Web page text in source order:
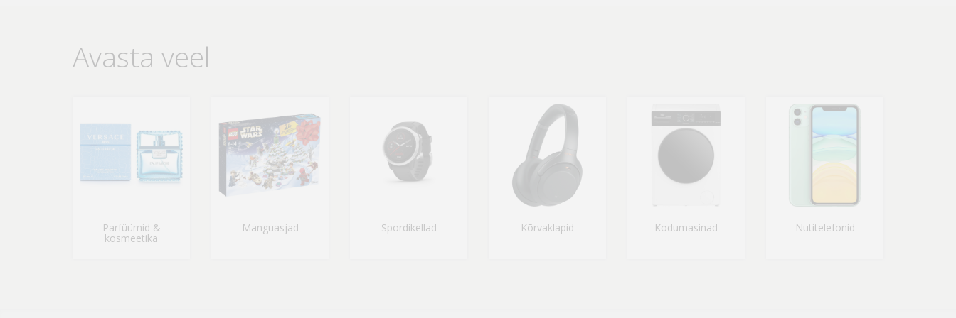
Avasta veel
Parfüümid &
kosmeetika
Mänguasjad Spordikellad Kõrvaklapid Kodumasinad Nutitelefonid